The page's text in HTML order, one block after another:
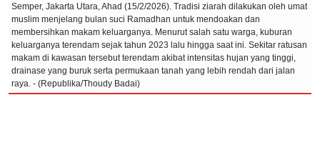
Semper, Jakarta Utara, Ahad (15/2/2026). Tradisi ziarah dilakukan oleh umat
muslim menjelang bulan suci Ramadhan untuk mendoakan dan
membersihkan makam keluarganya. Menurut salah satu warga, kuburan
keluarganya terendam sejak tahun 2023 lalu hingga saat ini. Sekitar ratusan
makam di kawasan tersebut terendam akibat intensitas hujan yang tinggi,
drainase yang buruk serta permukaan tanah yang lebih rendah dari jalan
raya. - (Republika/Thoudy Badai)